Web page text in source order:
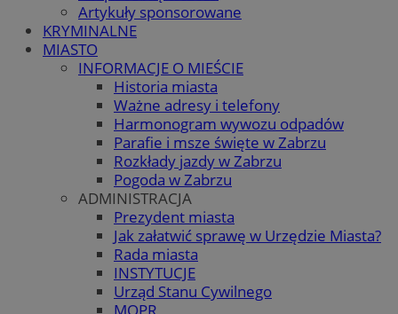
Artykuły sponsorowane
KRYMINALNE
MIASTO
INFORMACJE O MIEŚCIE
Historia miasta
Ważne adresy i telefony
Harmonogram wywozu odpadów
Parafie i msze święte w Zabrzu
Rozkłady jazdy w Zabrzu
Pogoda w Zabrzu
ADMINISTRACJA
Prezydent miasta
Jak załatwić sprawę w Urzędzie Miasta?
Rada miasta
INSTYTUCJE
Urząd Stanu Cywilnego